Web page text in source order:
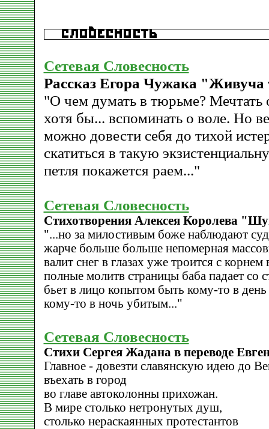
Сетевая Словесность
Рассказ Егора Чужака "Живуча
"О чем думать в тюрьме? Мечтать
хотя бы... вспоминать о воле. Но
можно довести себя до тихой
скатиться в такую
петля покажется раем..."
Сетевая Словесность
Стихотворения Алексея Королева
"...но за милостивым боже наблюдают
жарче больше больше непомерная
валит снег в глазах уже троится с корнем
полные молитв страницы баба падает со
бьет в лицо копытом быть кому-то в
кому-то в ночь убитым..."
Сетевая Словесность
Стихи Сергея Жадана в переводе
Главное - довезти славянскую идею до
въехать в город
во главе автоколонны прихожан.
В мире столько нетронутых душ,
столько нераскаянных протестантов